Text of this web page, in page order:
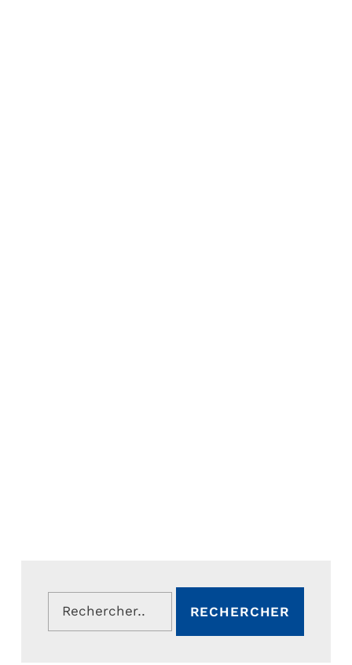
Rechercher :